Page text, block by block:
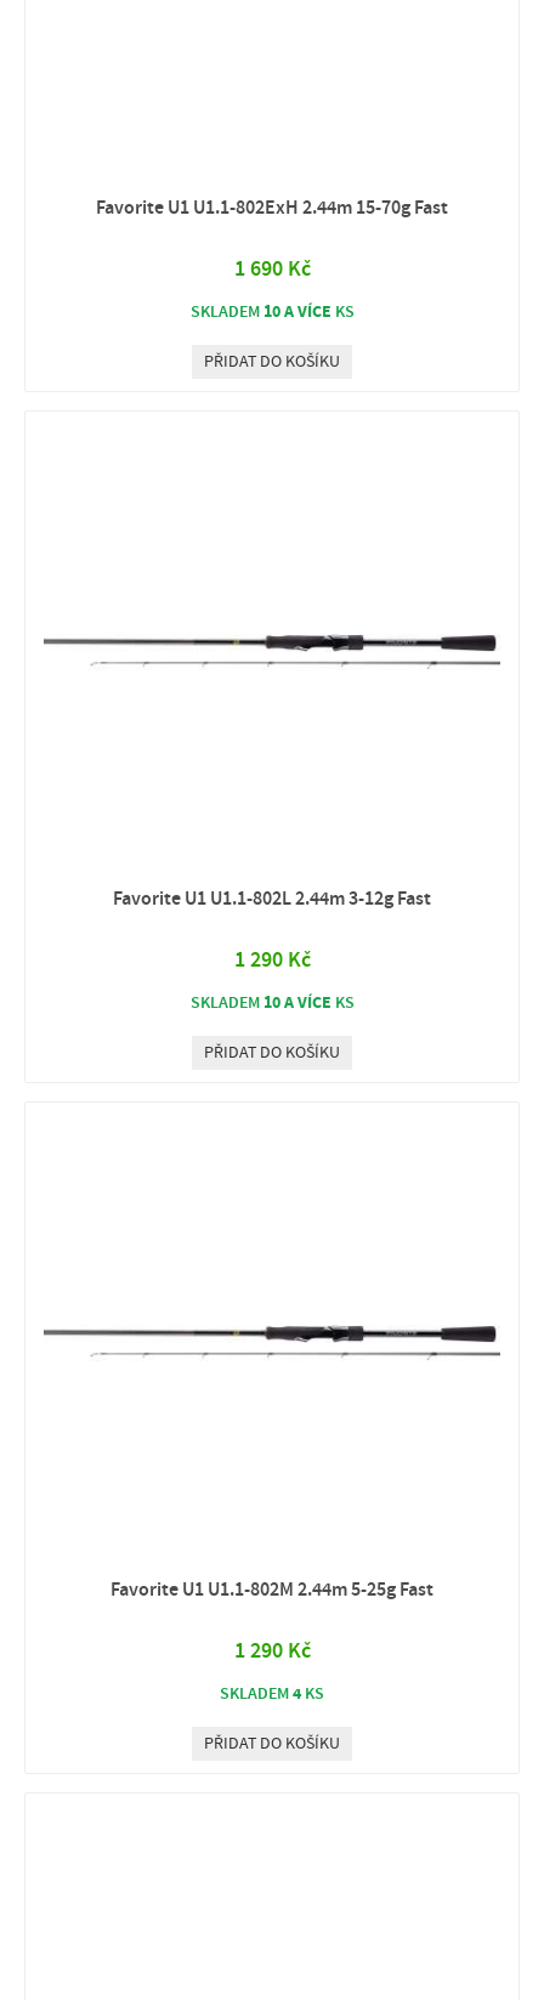
Favorite U1 U1.1-802ExH 2.44m 15-70g Fast
1 690 Kč
SKLADEM 10 A VÍCE KS
PŘIDAT DO KOŠÍKU
Favorite U1 U1.1-802L 2.44m 3-12g Fast
1 290 Kč
SKLADEM 10 A VÍCE KS
PŘIDAT DO KOŠÍKU
Favorite U1 U1.1-802M 2.44m 5-25g Fast
1 290 Kč
SKLADEM4 KS
PŘIDAT DO KOŠÍKU